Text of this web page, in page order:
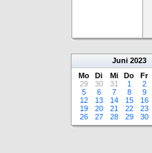
Juni 2023
Mo
Di Mi Do Fr
29
30 31 1 2
5
6 7 8 9
12
13 14 15 16
19
20 21 22 23
26
27 28 29 30